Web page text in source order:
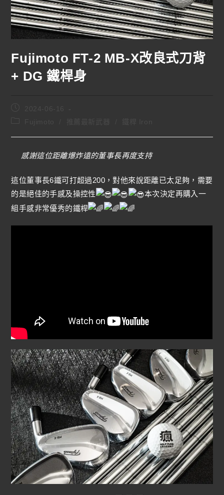
Fujimoto FT-2 MB-X改良式刀背
+ DG 鐵桿身
2024-06-16
鐵桿 Iron
感謝這位距離爆炸遠的董事長再度支持
這位董事長6鐵可打超過200，對他來說距離已太足夠，需要
的是絕佳的手感及操控性
本次決定再購入一
組手感非常優秀的鐵桿